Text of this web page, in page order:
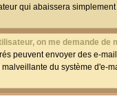
qui abaissera
on me demande de
peuvent envoyer des e-
du système d'e-